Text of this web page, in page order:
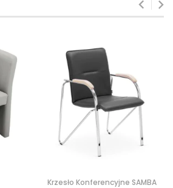
Krzesło Konferencyjne SAMBA